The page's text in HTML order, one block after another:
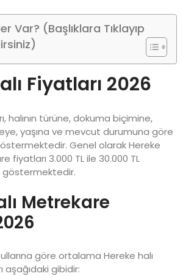
Var? (Başlıklara Tıklayıp
Fiyatları 2026
halının türüne, dokuma biçimine,
yaşına ve mevcut durumuna göre
Genel olarak Hereke
fiyatları 3.000 TL ile 30.000 TL
göstermektedir.
Metrekare
göre ortalama Hereke halı
gibidir: